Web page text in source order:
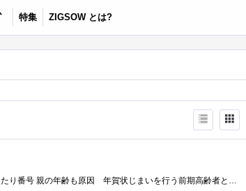
特集 ZIGSOW とは?
2026年 午年 お年玉付郵便はがき 3等 100枚につき3つの当たり番号 親の年齢も原因 年賀状じまいを行う前期高齢者となっていることも原因 �...